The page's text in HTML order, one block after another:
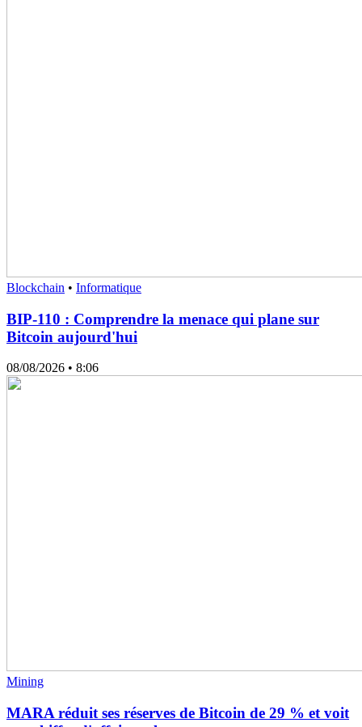
Blockchain • Informatique
BIP-110 : Comprendre la menace qui plane sur
Bitcoin aujourd'hui
08/08/2026 • 8:06
Mining
MARA réduit ses réserves de Bitcoin de 29 % et voit